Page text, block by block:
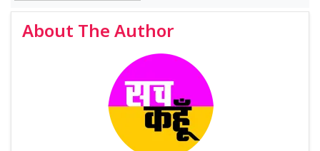
About The Author